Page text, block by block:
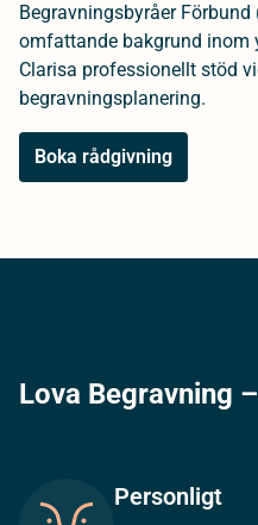
Begravningsbyråer Förbund
omfattande bakgrund inom
Clarisa professionellt stöd
begravningsplanering.
Boka rådgivning
Lova Begravning
Personligt